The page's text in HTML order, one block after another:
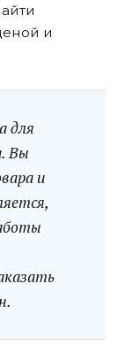
и
для
Вы
и